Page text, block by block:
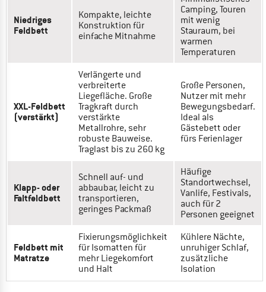
Niedriges
Feldbett
Kompakte, leichte
Konstruktion für
einfache Mitnahme
Camping, Touren
mit wenig
Stauraum, bei
warmen
Temperaturen
XXL-Feldbett
(verstärkt)
Verlängerte und
verbreiterte
Liegefläche. Große
Tragkraft durch
verstärkte
Metallrohre, sehr
robuste Bauweise.
Traglast bis zu 260 kg
Große Personen,
Nutzer mit mehr
Bewegungsbedarf.
Ideal als
Gästebett oder
fürs Ferienlager
Klapp- oder
Faltfeldbett
Schnell auf- und
abbaubar, leicht zu
transportieren,
geringes Packmaß
Häufige
Standortwechsel,
Vanlife, Festivals,
auch für 2
Personen geeignet
Feldbett mit
Matratze
Fixierungsmöglichkeit
für Isomatten für
mehr Liegekomfort
und Halt
Kühlere Nächte,
unruhiger Schlaf,
zusätzliche
Isolation